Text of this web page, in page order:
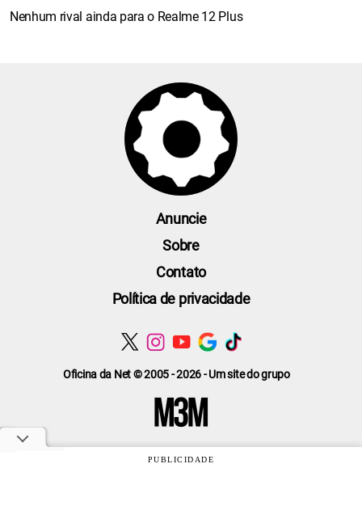
Nenhum rival ainda para o Realme 12 Plus
Oficina da Net © 2005 - 2026 - Um site do grupo
Anuncie
Sobre
Contato
Política de privacidade
PUBLICIDADE